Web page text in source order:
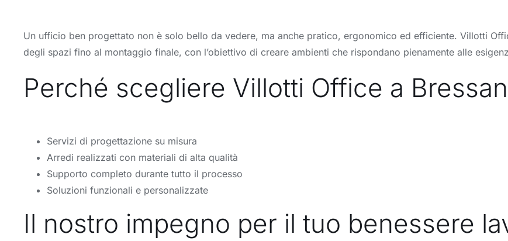
Un ufficio ben progettato non è solo bello da vedere, ma anche pratico, ergonomico ed efficiente. Villotti
degli spazi fino al montaggio finale, con l’obiettivo di creare ambienti che rispondano pienamente alle
Perché scegliere Villotti Office a
Servizi di progettazione su misura
Arredi realizzati con materiali di alta qualità
Supporto completo durante tutto il processo
Soluzioni funzionali e personalizzate
Il nostro impegno per il tuo benessere